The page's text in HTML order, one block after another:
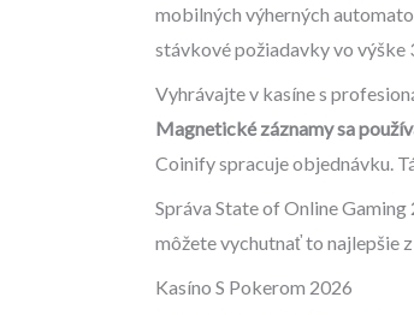
mobilných výherných
stávkové požiadavky vo výške
Vyhrávajte v kasíne s
Magnetické záznamy sa
Coinify spracuje objednávku.
Správa State of Online
môžete vychutnať to najlepšie
Kasíno S Pokerom 2026